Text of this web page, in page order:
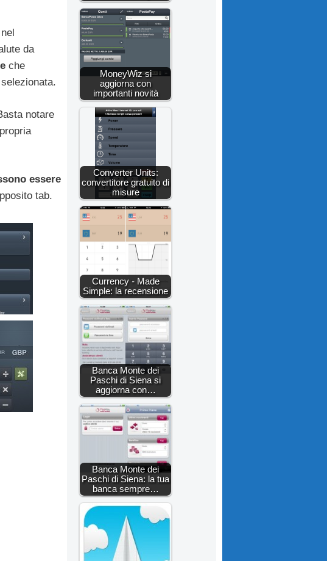
da
che
notare
essere
tab.
MoneyWiz si
aggiorna con
importanti novità
Converter Units:
convertitore gratuito di
misure
Currency - Made
Simple: la recensione
Banca Monte dei
Paschi di Siena si
aggiorna con…
Banca Monte dei
Paschi di Siena: la tua
banca sempre…